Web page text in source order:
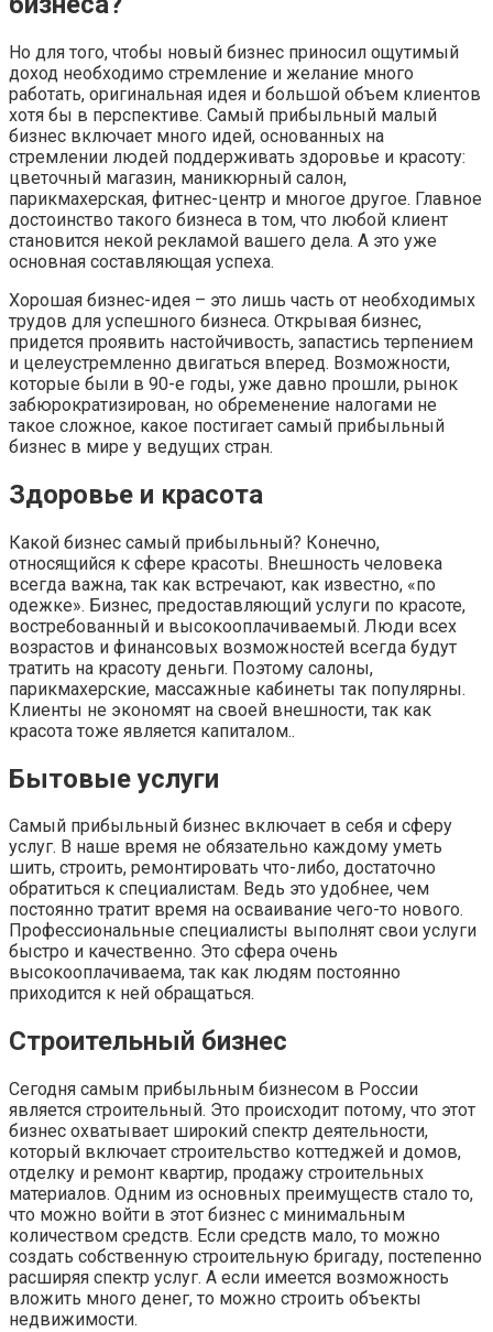
Но для того, чтобы новый бизнес приносил ощутимый
доход необходимо стремление и желание много
работать, оригинальная идея и большой объем клиентов
хотя бы в перспективе. Самый прибыльный малый
бизнес включает много идей, основанных на
стремлении людей поддерживать здоровье и красоту:
цветочный магазин, маникюрный салон,
парикмахерская, фитнес-центр и многое другое. Главное
достоинство такого бизнеса в том, что любой клиент
становится некой рекламой вашего дела. А это уже
основная составляющая успеха.
Хорошая бизнес-идея – это лишь часть от необходимых
трудов для успешного бизнеса. Открывая бизнес,
придется проявить настойчивость, запастись терпением
и целеустремленно двигаться вперед. Возможности,
которые были в 90-е годы, уже давно прошли, рынок
забюрократизирован, но обременение налогами не
такое сложное, какое постигает самый прибыльный
бизнес в мире у ведущих стран.
Здоровье и красота
Какой бизнес самый прибыльный? Конечно,
относящийся к сфере красоты. Внешность человека
всегда важна, так как встречают, как известно, «по
одежке». Бизнес, предоставляющий услуги по красоте,
востребованный и высокооплачиваемый. Люди всех
возрастов и финансовых возможностей всегда будут
тратить на красоту деньги. Поэтому салоны,
парикмахерские, массажные кабинеты так популярны.
Клиенты не экономят на своей внешности, так как
красота тоже является капиталом..
Бытовые услуги
Самый прибыльный бизнес включает в себя и сферу
услуг. В наше время не обязательно каждому уметь
шить, строить, ремонтировать что-либо, достаточно
обратиться к специалистам. Ведь это удобнее, чем
постоянно тратит время на осваивание чего-то нового.
Профессиональные специалисты выполнят свои услуги
быстро и качественно. Это сфера очень
высокооплачиваема, так как людям постоянно
приходится к ней обращаться.
Строительный бизнес
Сегодня самым прибыльным бизнесом в России
является строительный. Это происходит потому, что этот
бизнес охватывает широкий спектр деятельности,
который включает строительство коттеджей и домов,
отделку и ремонт квартир, продажу строительных
материалов. Одним из основных преимуществ стало то,
что можно войти в этот бизнес с минимальным
количеством средств. Если средств мало, то можно
создать собственную строительную бригаду, постепенно
расширяя спектр услуг. А если имеется возможность
вложить много денег, то можно строить объекты
недвижимости.